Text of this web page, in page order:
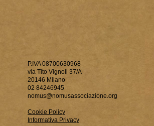
P.IVA 08700630968
via Tito Vignoli 37/A
20146 Milano
02 84246945
nomus@nomusassociazione.org
Cookie Policy
Informativa Privacy